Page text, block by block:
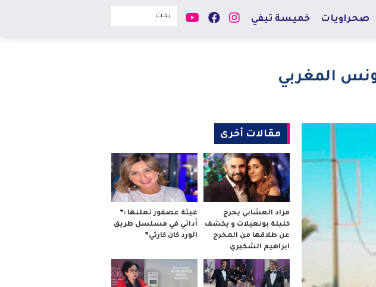
صحراويات خميسة تيفي
المغربي
مقالات أخرى
مراد العشابي يحرج
كليلة بونعيلات و يكشف
عن طلاقها من المخرج
ابراهيم الشكيري
غيثة عصفور تعلنها :”
أدائي في مسلسل طريق
الورد كان كارثي”